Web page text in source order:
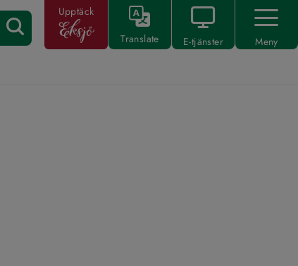
Upptäck
Meny
Translate E-tjänster